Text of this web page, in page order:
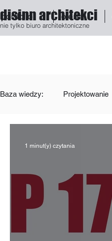
disinn architekci
nie tylko biuro architektoniczne
portfolio oferta
Baza wiedzy: Projektowanie
1 minut(y) czytania